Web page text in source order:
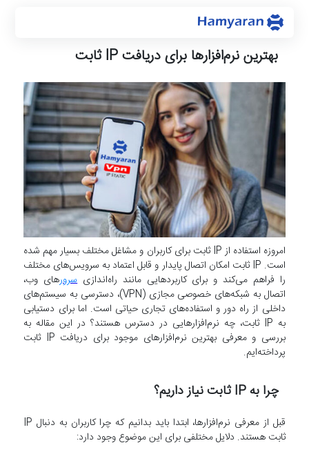
بهترین نرم‌افزارها برای دریافت IP ثابت
امروزه استفاده از IP ثابت برای کاربران و مشاغل مختلف بسیار مهم شده
است. IP ثابت امکان اتصال پایدار و قابل اعتماد به سرویس‌های مختلف
را فراهم می‌کند و برای کاربردهایی مانند راه‌اندازیسرورهای وب،
اتصال به شبکه‌های خصوصی مجازی (VPN)، دسترسی به سیستم‌های
داخلی از راه دور و استفاده‌های تجاری حیاتی است. اما برای دستیابی
به IP ثابت، چه نرم‌افزارهایی در دسترس هستند؟ در این مقاله به
بررسی و معرفی بهترین نرم‌افزارهای موجود برای دریافت IP ثابت
پرداخته‌ایم.
چرا به IP ثابت نیاز داریم؟
قبل از معرفی نرم‌افزارها، ابتدا باید بدانیم که چرا کاربران به دنبال IP
ثابت هستند. دلایل مختلفی برای این موضوع وجود دارد: